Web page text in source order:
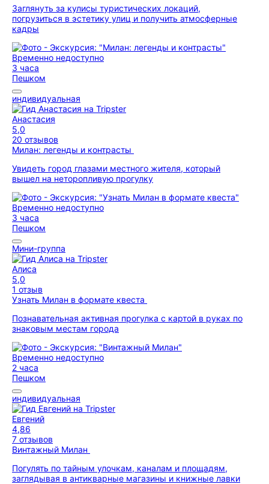
Заглянуть за кулисы туристических локаций,
погрузиться в эстетику улиц и получить атмосферные
кадры
Временно недоступно
3 часа
Пешком
индивидуальная
Анастасия
5,0
20 отзывов
Милан: легенды и контрасты
Увидеть город глазами местного жителя, который
вышел на неторопливую прогулку
Временно недоступно
3 часа
Пешком
Мини-группа
Алиса
5,0
1 отзыв
Узнать Милан в формате квеста
Познавательная активная прогулка с картой в руках по
знаковым местам города
Временно недоступно
2 часа
Пешком
индивидуальная
Евгений
4,86
7 отзывов
Винтажный Милан
Погулять по тайным улочкам, каналам и площадям,
заглядывая в антикварные магазины и книжные лавки